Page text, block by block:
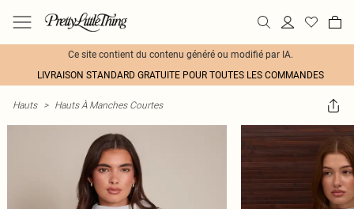
Ce site contient du contenu généré ou modifié par IA.
LIVRAISON STANDARD GRATUITE POUR TOUTES LES COMMANDES
Hauts > Hauts À Manches Courtes